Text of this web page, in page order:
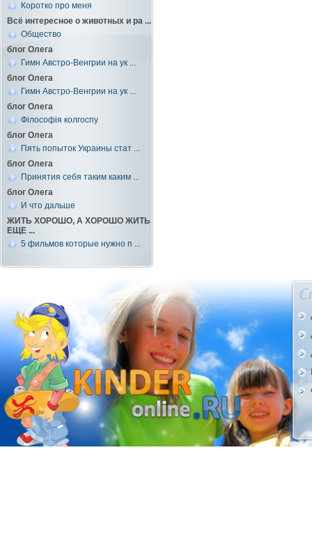
Коротко про меня
Всё интересное о животных и ра ...
Общество
блог Олега
Гимн Австро-Венгрии на ук ...
блог Олега
Гимн Австро-Венгрии на ук ...
блог Олега
Філософія колгоспу
блог Олега
Пять попыток Украины стат ...
блог Олега
Принятия себя таким каким ...
блог Олега
И что дальше
ЖИТЬ ХОРОШО, А ХОРОШО ЖИТЬ
ЕЩЕ ...
5 фильмов которые нужно п ...